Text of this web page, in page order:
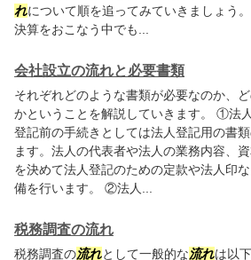
れについて順を追ってみていきましょう
決算をおこなう中でも...
会社設立の流れと必要書類
それぞれどのような書類が必要なのか、
かということを解説していきます。 ①法
登記前の手続きとしては法人登記用の書
ます。法人の代表者や法人の業務内容、
を決めて法人登記のための定款や法人印
備を行います。 ②法人...
税務調査の流れ
税務調査の流れとして一般的な流れは以